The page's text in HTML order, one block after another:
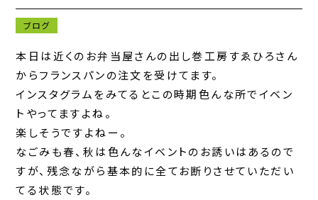
お知らせ一覧
お問い合わせフォーム
ブログ
本日は近くのお弁当屋さんの出し巻工房すゑひろさん
からフランスパンの注文を受けてます。
インスタグラムをみてるとこの時期色んな所でイベン
トやってますよね。
楽しそうですよねー。
なごみも春、秋は色んなイベントのお誘いはあるので
すが、残念ながら基本的に全てお断りさせていただい
てる状態です。